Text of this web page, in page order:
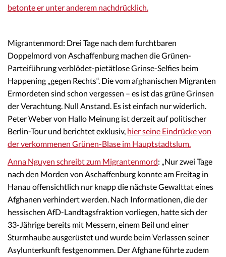
betonte er unter anderem nachdrücklich.
Migrantenmord: Drei Tage nach dem furchtbaren
Doppelmord von Aschaffenburg machen die Grünen-
Parteiführung verblödet-pietätlose Grinse-Selfies beim
Happening „gegen Rechts“. Die vom afghanischen Migranten
Ermordeten sind schon vergessen – es ist das grüne Grinsen
der Verachtung. Null Anstand. Es ist einfach nur widerlich.
Peter Weber von Hallo Meinung ist derzeit auf politischer
Berlin-Tour und berichtet exklusiv, hier seine Eindrücke von
der verkommenen Grünen-Blase im Hauptstadtslum.
Anna Nguyen schreibt zum Migrantenmord: „Nur zwei Tage
nach den Morden von Aschaffenburg konnte am Freitag in
Hanau offensichtlich nur knapp die nächste Gewalttat eines
Afghanen verhindert werden. Nach Informationen, die der
hessischen AfD-Landtagsfraktion vorliegen, hatte sich der
33-Jährige bereits mit Messern, einem Beil und einer
Sturmhaube ausgerüstet und wurde beim Verlassen seiner
Asylunterkunft festgenommen. Der Afghane führte zudem